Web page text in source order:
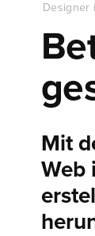
Designer
Mit
Web